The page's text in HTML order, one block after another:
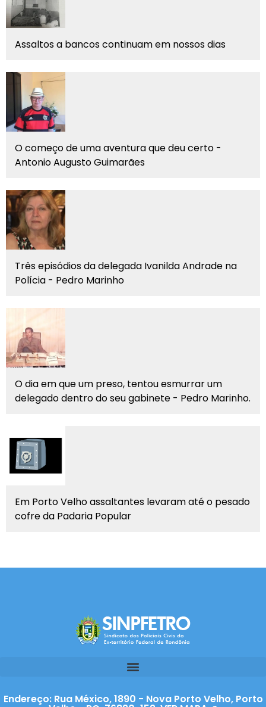
Assaltos a bancos continuam em nossos dias
O começo de uma aventura que deu certo -
Antonio Augusto Guimarães
Três episódios da delegada Ivanilda Andrade na
Polícia - Pedro Marinho
O dia em que um preso, tentou esmurrar um
delegado dentro do seu gabinete - Pedro Marinho.
Em Porto Velho assaltantes levaram até o pesado
cofre da Padaria Popular
Endereço: Rua México, 1890 - Nova Porto Velho, Porto